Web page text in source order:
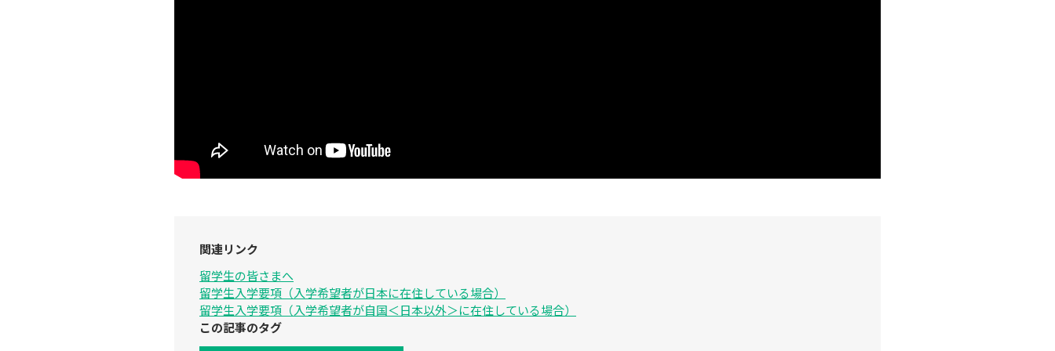
関連リンク
留学生の皆さまへ
留学生入学要項（入学希望者が日本に在住している場合）
留学生入学要項（入学希望者が自国＜日本以外＞に在住している場合）
この記事のタグ